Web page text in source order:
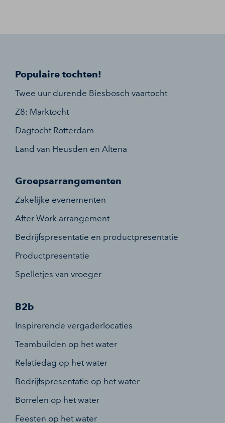
Populaire tochten!
Twee uur durende Biesbosch vaartocht
Z8: Marktocht
Dagtocht Rotterdam
Land van Heusden en Altena
Groepsarrangementen
Zakelijke evenementen
After Work arrangement
Bedrijfspresentatie en productpresentatie
Productpresentatie
Spelletjes van vroeger
B2b
Inspirerende vergaderlocaties
Teambuilden op het water
Relatiedag op het water
Bedrijfspresentatie op het water
Borrelen op het water
Feesten op het water